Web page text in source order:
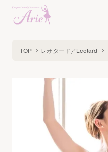
TOP レオタード／Leotard